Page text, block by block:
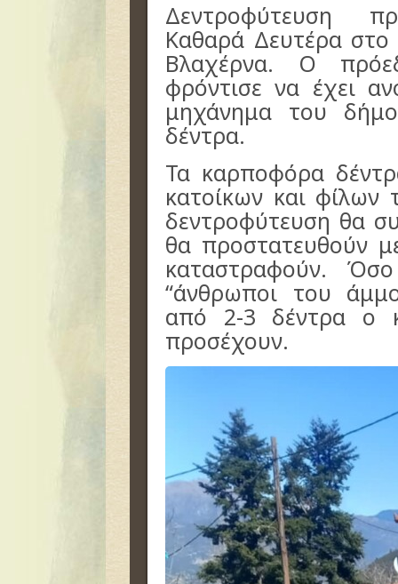
Δεντροφύτευση
Καθαρά Δευτέρα
Βλαχέρνα. Ο
φρόντισε να έχει
μηχάνημα του
δέντρα.
Τα καρποφόρα
κατοίκων και
δεντροφύτευση θα
θα προστατευθούν
καταστραφούν.
“άνθρωποι του
από 2-3 δέντρα ο
προσέχουν.